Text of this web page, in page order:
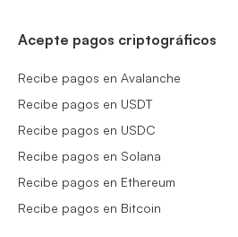
Acepte pagos criptográficos
Recibe pagos en Avalanche
Recibe pagos en USDT
Recibe pagos en USDC
Recibe pagos en Solana
Recibe pagos en Ethereum
Recibe pagos en Bitcoin